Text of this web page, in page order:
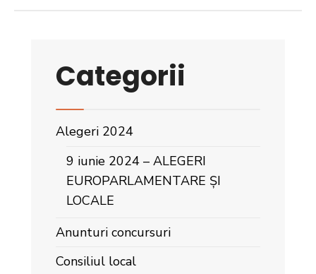
Categorii
Alegeri 2024
9 iunie 2024 – ALEGERI
EUROPARLAMENTARE ȘI
LOCALE
Anunturi concursuri
Consiliul local